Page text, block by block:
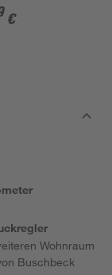
und Akku
€
Wohnraum
Buschbeck